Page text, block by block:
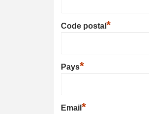
Code postal *
Pays*
Email *